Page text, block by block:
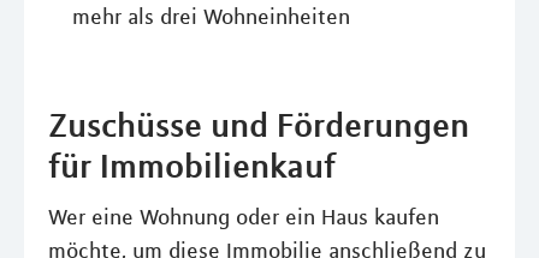
mehr als drei Wohneinheiten
Zuschüsse und Förderungen
für Immobilienkauf
Wer eine Wohnung oder ein Haus kaufen
möchte, um diese Immobilie anschließend zu